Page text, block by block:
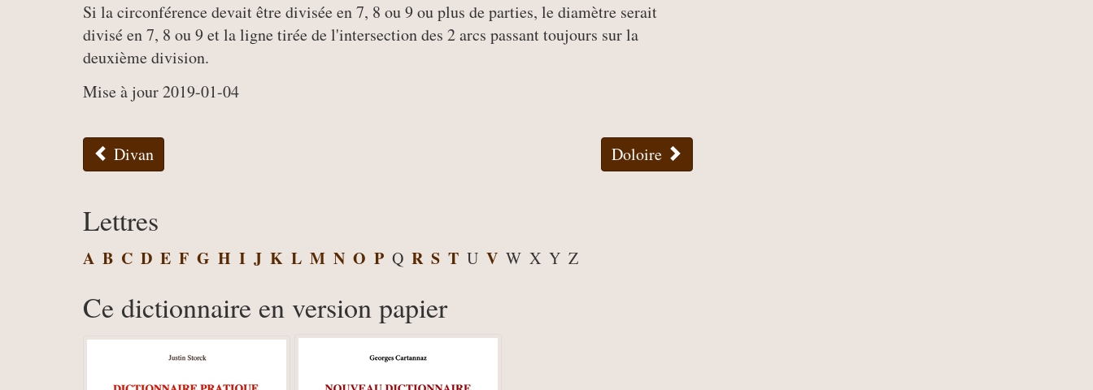
Si la circonférence devait être divisée en 7, 8 ou 9 ou plus de parties, le diamètre serait
divisé en 7, 8 ou 9 et la ligne tirée de l'intersection des 2 arcs passant toujours sur la
deuxième division.
Mise à jour 2019-01-04
Divan Doloire
Lettres
A B C D E F G H I J K L M N O P Q R S T U V W X Y Z
Ce dictionnaire en version papier